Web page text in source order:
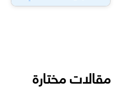
مقالات مختارة